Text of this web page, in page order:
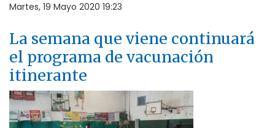
Martes, 19 Mayo 2020 19:23
La semana que viene continuará
el programa de vacunación
itinerante